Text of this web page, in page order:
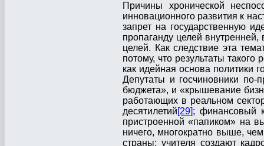
Причины хронической
инновационного развития к
запрет на государственную
пропаганду целей
целей. Как следствие эта
потому, что результаты
как идейная основа политики
Депутаты и госчиновники по-
бюджета», и «крышевание
работающих в реальном
десятилетий[29]; финансовый
пристроенной «папиком» на
ничего, многократно выше,
страны: учителя создают